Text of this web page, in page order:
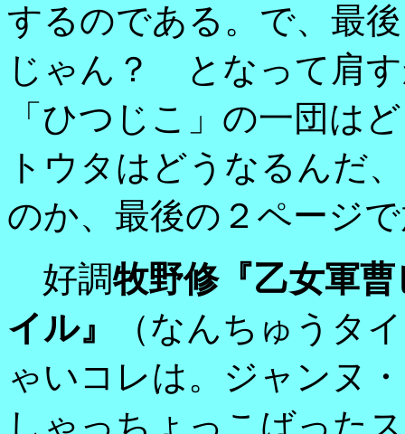
するのである。で、最
じゃん？ となって肩
「ひつじこ」の一団は
トウタはどうなるんだ
のか、最後の２ページ
好調牧野修『乙女軍
イル』
（なんちゅうタ
ゃいコレは。ジャンヌ
しゃっちょっこばった